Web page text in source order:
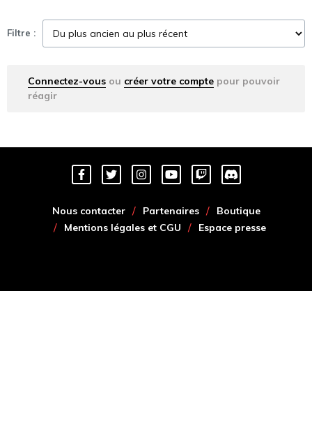
Filtre :
Connectez-vous ou créer votre compte pour pouvoir
réagir
Nous contacter Partenaires
Boutique
Mentions légales et CGU
Espace presse